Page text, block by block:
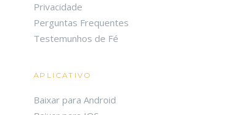
Privacidade
Perguntas Frequentes
Testemunhos de Fé
APLICATIVO
Baixar para Android